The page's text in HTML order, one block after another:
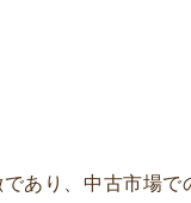
あり、中古市場で